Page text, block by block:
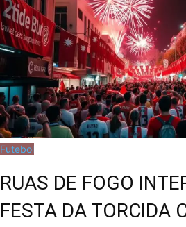
Futebol
RUAS DE FOGO
FESTA DA TORCIDA